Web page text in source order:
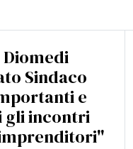
Diomedi
Sindaco
e
gli incontri